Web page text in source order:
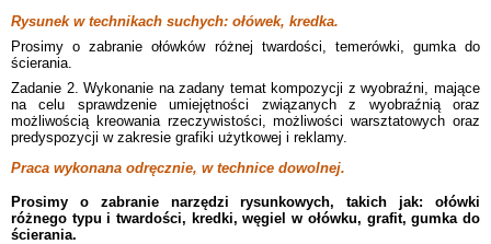
Rysunek w technikach suchych: ołówek, kredka.
Prosimy o zabranie ołówków różnej twardości, temerówki, gumka do
ścierania.
Zadanie 2. Wykonanie na zadany temat kompozycji z wyobraźni, mające
na celu sprawdzenie umiejętności związanych z wyobraźnią oraz
możliwością kreowania rzeczywistości, możliwości warsztatowych oraz
predyspozycji w zakresie grafiki użytkowej i reklamy.
Praca wykonana odręcznie, w technice dowolnej.
Prosimy o zabranie narzędzi rysunkowych, takich jak: ołówki
różnego typu i twardości, kredki, węgiel w ołówku, grafit, gumka do
ścierania.